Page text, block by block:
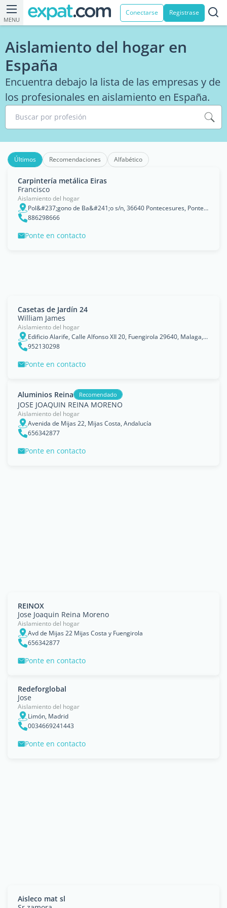
MENU
Conectarse Registrase
Aislamiento del hogar en
España
Encuentra debajo la lista de las empresas y de
los profesionales en aislamiento en España.
Buscar por profesión
Últimos Recomendaciones Alfabético
Carpintería metálica Eiras
Francisco
Aislamiento del hogar
Pol&#237;gono de Ba&#241;o s/n, 36640 Pontecesures, Pontevedra, Puentecesures, Comunidad AutÃ³noma de Galicia
886298666
Ponte en contacto
Casetas de Jardín 24
William James
Aislamiento del hogar
Edificio Alarife, Calle Alfonso XII 20, Fuengirola 29640, Malaga, Andalusia
952130298
Ponte en contacto
Aluminios Reina Recomendado
JOSE JOAQUIN REINA MORENO
Aislamiento del hogar
Avenida de Mijas 22, Mijas Costa, Andalucía
656342877
Ponte en contacto
REINOX
Jose Joaquin Reina Moreno
Aislamiento del hogar
Avd de Mijas 22 Mijas Costa y Fuengirola
656342877
Ponte en contacto
Redeforglobal
Jose
Aislamiento del hogar
Limón, Madrid
0034669241443
Ponte en contacto
Aisleco mat sl